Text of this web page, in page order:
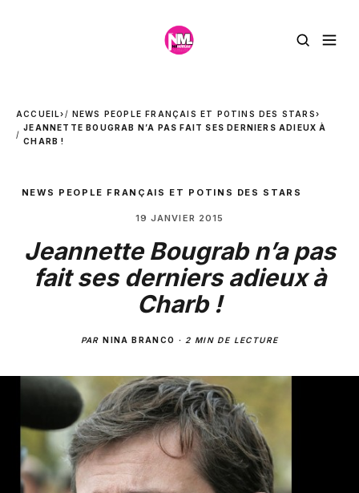
ACCUEIL› NEWS PEOPLE FRANÇAIS ET POTINS DES STARS›
JEANNETTE BOUGRAB N’A PAS FAIT SES DERNIERS ADIEUX À
CHARB !
NEWS PEOPLE FRANÇAIS ET POTINS DES STARS
19 JANVIER 2015
Jeannette Bougrab n’a pas
fait ses derniers adieux à
Charb !
PARNINA BRANCO · 2 MIN DE LECTURE